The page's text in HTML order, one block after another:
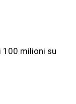
100 milioni su